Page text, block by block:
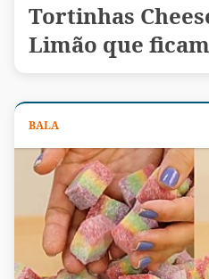
Tortinhas
Limão que
BALA